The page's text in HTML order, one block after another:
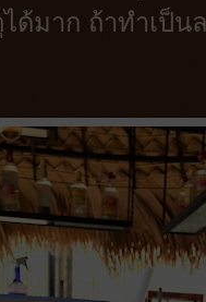
ได้มาก ถ้าทำเป็